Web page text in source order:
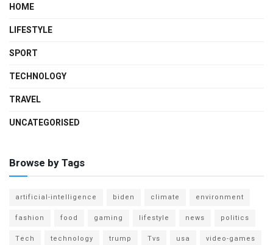
HOME
LIFESTYLE
SPORT
TECHNOLOGY
TRAVEL
UNCATEGORISED
Browse by Tags
artificial-intelligence biden climate
environment
fashion
food gaming lifestyle news
politics
Tech
technology trump Tvs usa video-games